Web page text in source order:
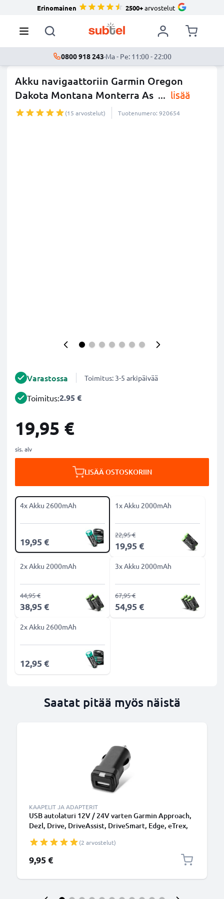
Erinomainen 2500+arvostelut
0800 918 243·Ma - Pe: 11:00 - 22:00
Akku navigaattoriin Garmin Oregon
Dakota Montana Monterra As ... lisää
(15 arvostelut) Tuotenumero: 920654
Varastossa Toimitus: 3-5 arkipäivää
Toimitus:2.95 €
19,95 €
sis. alv
LISÄÄ OSTOSKORIIN
4x Akku 2600mAh
19,95 €
1x Akku 2000mAh
19,95 €
22,95 €
2x Akku 2000mAh
38,95 €
44,95 €
3x Akku 2000mAh
54,95 €
67,95 €
2x Akku 2600mAh
12,95 €
Saatat pitää myös näistä
KAAPELIT JA ADAPTERIT
USB autolaturi 12V / 24V varten Garmin Approach,
Dezl, Drive, DriveAssist, DriveSmart, Edge, eTrex,
(2 arvostelut)
9,95 €